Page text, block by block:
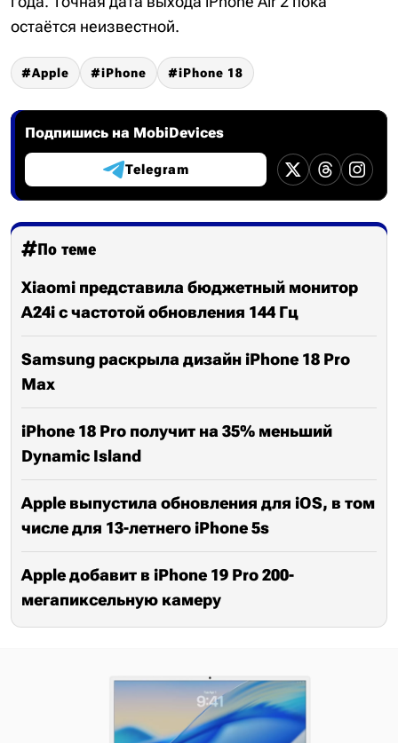
остаётся неизвестной.
Apple iPhone iPhone 18
Подпишись на MobiDevices
Telegram
По теме
Xiaomi представила бюджетный монитор
A24i с частотой обновления 144 Гц
Samsung раскрыла дизайн iPhone 18 Pro
Max
iPhone 18 Pro получит на 35% меньший
Dynamic Island
Apple выпустила обновления для iOS, в том
числе для 13-летнего iPhone 5s
Apple добавит в iPhone 19 Pro 200-
мегапиксельную камеру